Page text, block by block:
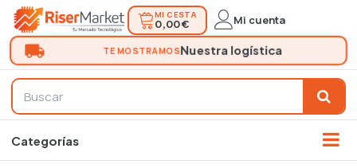
MI CESTA
0,00 € Mi cuenta